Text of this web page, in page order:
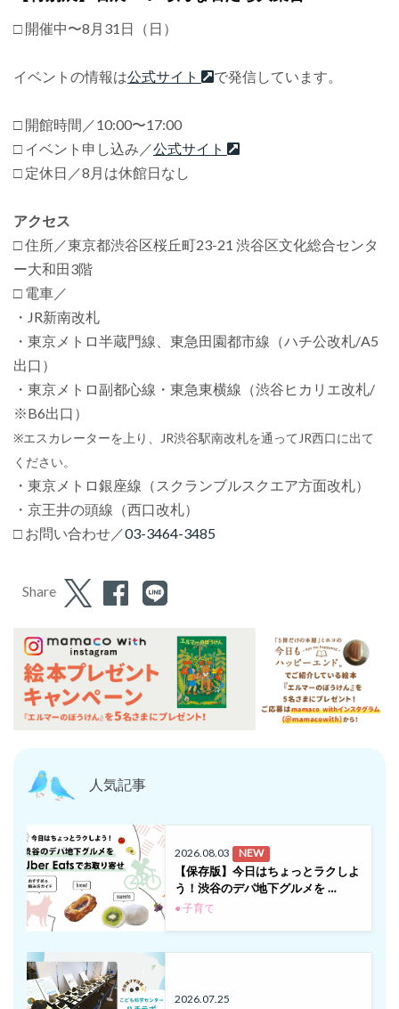
□ 開催中〜8月31日（日）
イベントの情報は公式サイト で発信しています。
□ 開館時間／10:00〜17:00
□ イベント申し込み／公式サイト
□ 定休日／8月は休館日なし
アクセス
□ 住所／東京都渋谷区桜丘町23-21 渋谷区文化総合センタ
ー大和田3階
□ 電車／
・JR新南改札
・東京メトロ半蔵門線、東急田園都市線（ハチ公改札/A5
出口）
・東京メトロ副都心線・東急東横線（渋谷ヒカリエ改札/
※B6出口）
※エスカレーターを上り、JR渋谷駅南改札を通ってJR西口に出て
ください。
・東京メトロ銀座線（スクランブルスクエア方面改札）
・京王井の頭線（西口改札）
□ お問い合わせ／03-3464-3485
Share
人気記事
2026.08.03 NEW
【保存版】今日はちょっとラクしよ
う！渋谷のデパ地下グルメを …
● 子育て
2026.07.25